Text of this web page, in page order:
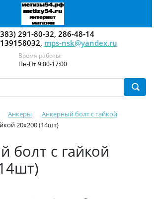
291-80-32, 286-48-14
mps-nsk@yandex.ru
Время работы:
Пн-Пт 9:00-17:00
Анкеры
Анкерный болт с гайкой
20х200 (14шт)
болт с гайкой